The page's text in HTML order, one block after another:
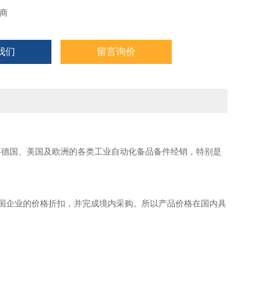
们 留言询价
国、美国及欧洲的各类工业自动化备品备件经销，特别是
的价格折扣，并完成境内采购。所以产品价格在国内具